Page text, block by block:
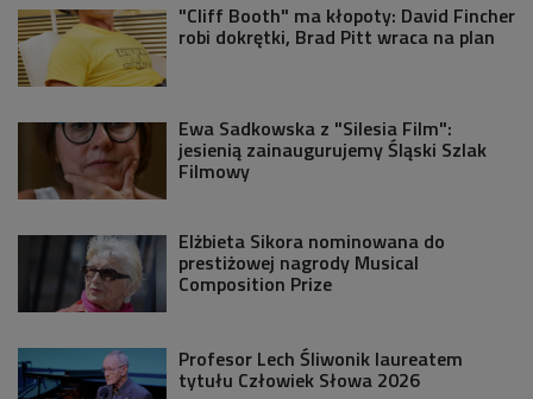
"Cliff Booth" ma kłopoty: David Fincher
robi dokrętki, Brad Pitt wraca na plan
Ewa Sadkowska z "Silesia Film":
jesienią zainaugurujemy Śląski Szlak
Filmowy
Elżbieta Sikora nominowana do
prestiżowej nagrody Musical
Composition Prize
Profesor Lech Śliwonik laureatem
tytułu Człowiek Słowa 2026